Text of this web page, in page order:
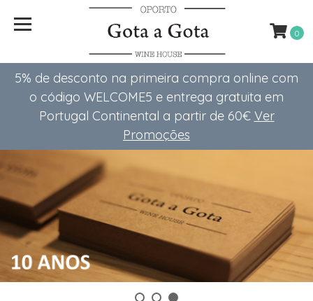
5% de desconto na primeira compra online com
o código WELCOME5 e entrega gratuita em
Portugal Continental a partir de 60€ Ver
Promoções
Gota
Gota
Wine
House
0